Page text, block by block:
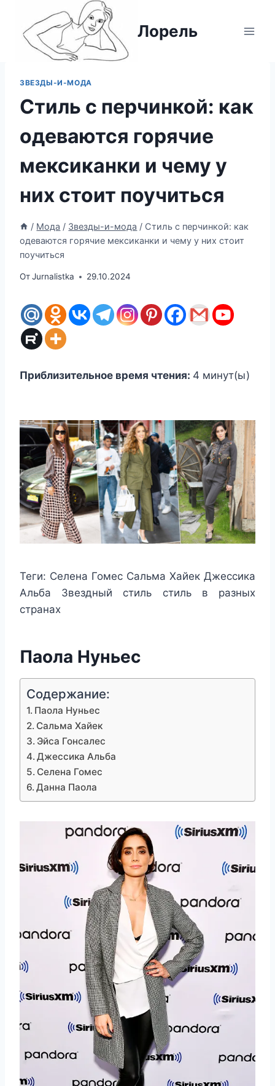
содержимому
Лорель
ЗВЕЗДЫ-И-МОДА
Стиль с перчинкой: как
одеваются горячие
мексиканки и чему у
них стоит поучиться
/ Мода / Звезды-и-мода / Стиль с перчинкой: как
одеваются горячие мексиканки и чему у них стоит
поучиться
ОтJurnalistka 29.10.2024
Приблизительное время чтения: 4 минут(ы)
Теги: Селена Гомес Сальма Хайек Джессика
Альба Звездный стиль стиль в разных
странах
Паола Нуньес
Содержание:
Паола Нуньес
Сальма Хайек
Эйса Гонсалес
Джессика Альба
Селена Гомес
Данна Паола